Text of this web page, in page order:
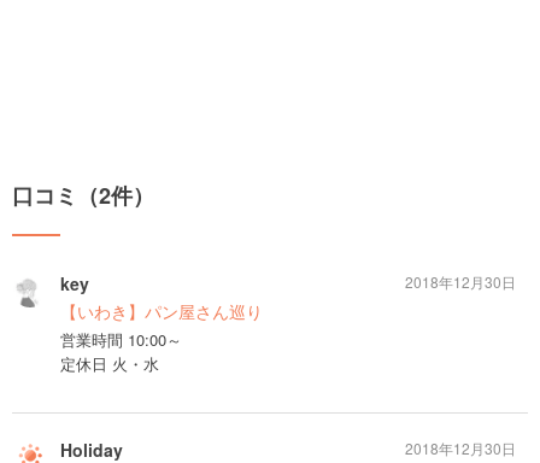
口コミ（2件）
key
【いわき】パン屋さん巡り
営業時間 10:00～
定休日 火・水
2018年12月30日
Holiday 2018年12月30日